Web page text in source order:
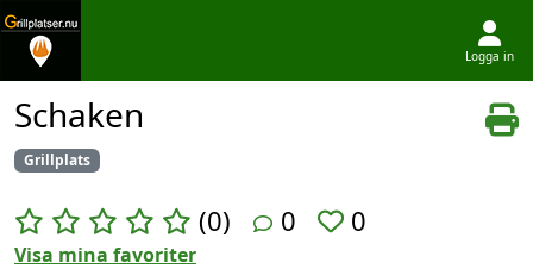
Logga in
Schaken
Grillplats
(0) 0 0
Visa mina favoriter